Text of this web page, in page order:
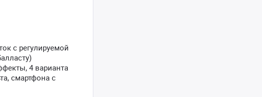
с регулируемой
4 варианта
смартфона с